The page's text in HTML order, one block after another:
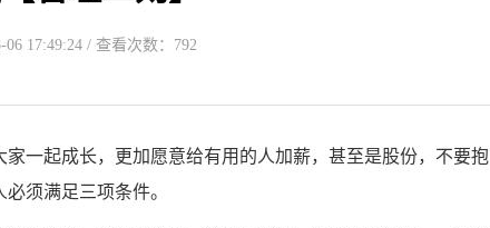
06 17:49:24 / 查看次数：792
起成长，更加愿意给有用的人加薪，甚至是股份，不要抱
须满足三项条件。